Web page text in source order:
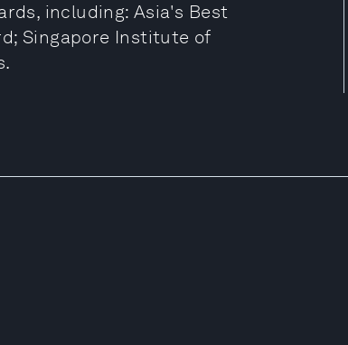
including: Asia's Best
Singapore Institute of